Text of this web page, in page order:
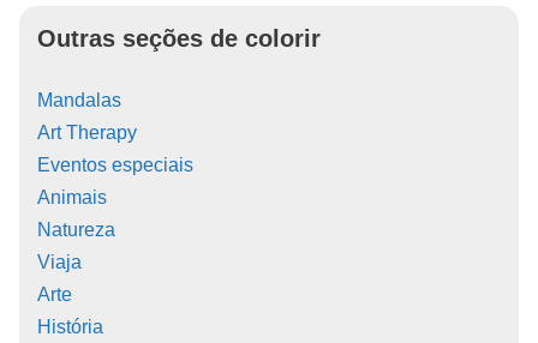
Outras seções de colorir
Mandalas
Art Therapy
Eventos especiais
Animais
Natureza
Viaja
Arte
História